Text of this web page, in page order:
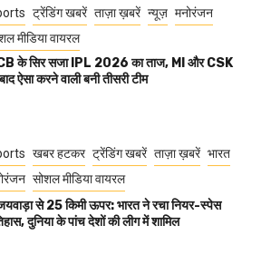
ट्रेंडिंग खबरें ताज़ा ख़बरें न्यूज़ मनोरंजन
मीडिया वायरल
के सिर सजा IPL 2026 का ताज, MI और CSK
ऐसा करने वाली बनी तीसरी टीम
खबर हटकर ट्रेंडिंग खबरें ताज़ा ख़बरें भारत
सोशल मीडिया वायरल
से 25 किमी ऊपर: भारत ने रचा नियर-स्पेस
दुनिया के पांच देशों की लीग में शामिल